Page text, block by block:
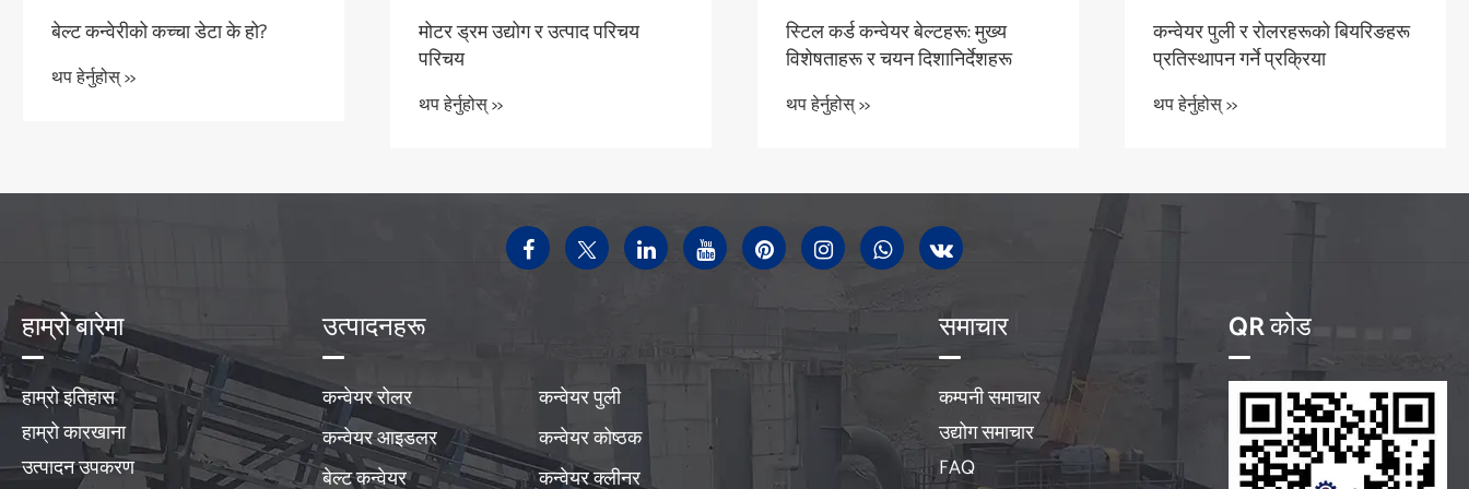
बेल्ट कन्वेरीको कच्चा डेटा के हो?
थप हेर्नुहोस् >>
मोटर ड्रम उद्योग र उत्पाद परिचय
परिचय
थप हेर्नुहोस् >>
स्टिल कर्ड कन्वेयर बेल्टहरू: मुख्य
विशेषताहरू र चयन दिशानिर्देशहरू
थप हेर्नुहोस् >>
कन्वेयर पुली र रोलरहरूको बियरिङहरू
प्रतिस्थापन गर्ने प्रक्रिया
थप हेर्नुहोस् >>
हाम्रो बारेमा
हाम्रो इतिहास
हाम्रो कारखाना
उत्पादन उपकरण
उत्पादनहरू
कन्वेयर रोलर
कन्वेयर पुली
कन्वेयर आइडलर
कन्वेयर कोष्ठक
बेल्ट कन्वेयर
कन्वेयर क्लीनर
समाचार
कम्पनी समाचार
उद्योग समाचार
FAQ
QR कोड